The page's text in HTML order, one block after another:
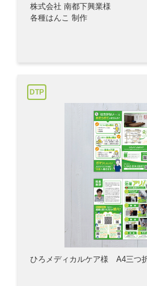
株式会社 南都下興業様
各種はんこ 制作
DTP
ひろメディカルケア様 A4三つ